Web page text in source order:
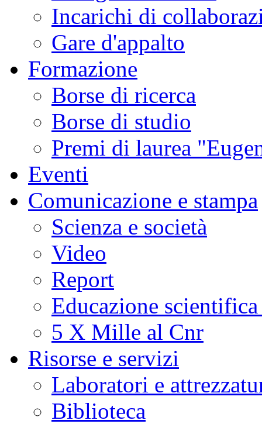
Incarichi di
Gare d'appalto
Formazione
Borse di ricerca
Borse di studio
Premi di laurea
Eventi
Comunicazione e stampa
Scienza e società
Video
Report
Educazione
5 X Mille al Cnr
Risorse e servizi
Laboratori e
Biblioteca